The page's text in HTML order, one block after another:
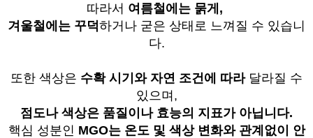
따라서 여름철에는 묽게,
겨울철에는 꾸덕하거나 굳은 상태로 느껴질 수 있습니
다.
또한 색상은 수확 시기와 자연 조건에 따라 달라질 수
있으며,
점도나 색상은 품질이나 효능의 지표가 아닙니다.
핵심 성분인 MGO는 온도 및 색상 변화와 관계없이 안